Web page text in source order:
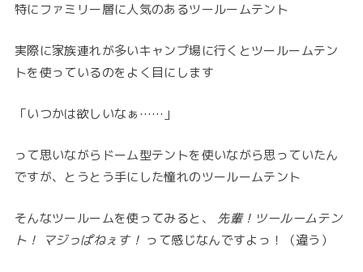
特にファミリー層に人気のあるツールームテント
実際に家族連れが多いキャンプ場に行くとツールームテン
トを使っているのをよく目にします
「いつかは欲しいなぁ……」
って思いながらドーム型テントを使いながら思っていたん
ですが、とうとう手にした憧れのツールームテント
そんなツールームを使ってみると、
先輩！ツールームテン
ト！ マジっぱねぇす！ って感じなんですよっ！（違う）